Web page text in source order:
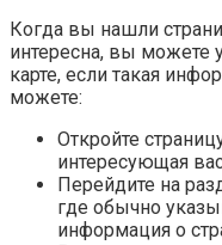
Когда вы нашли
интересна, вы можете
карте, если такая
можете:
Откройте
интересующая
Перейдите на
где обычно
информация о